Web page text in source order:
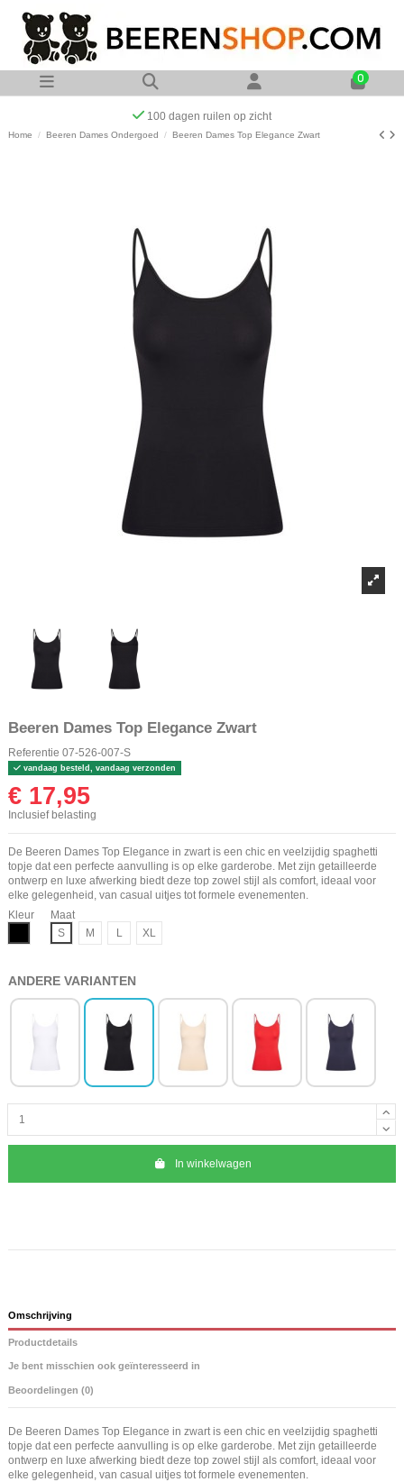
0
Op werkdagen voor 23:00 uur besteld zelfde dag verzonden
Home Beeren Dames Ondergoed Beeren Dames Top Elegance Zwart
Beeren Dames Top Elegance Zwart
Referentie 07-526-007-S
vandaag besteld, vandaag verzonden
€ 17,95
Inclusief belasting
De Beeren Dames Top Elegance in zwart is een chic en veelzijdig spaghetti
topje dat een perfecte aanvulling is op elke garderobe. Met zijn getailleerde
ontwerp en luxe afwerking biedt deze top zowel stijl als comfort, ideaal voor
elke gelegenheid, van casual uitjes tot formele evenementen.
Kleur
Maat
S
M L XL
ANDERE VARIANTEN
In winkelwagen
Omschrijving
Productdetails
Je bent misschien ook geïnteresseerd in
Beoordelingen (0)
De Beeren Dames Top Elegance in zwart is een chic en veelzijdig spaghetti
topje dat een perfecte aanvulling is op elke garderobe. Met zijn getailleerde
ontwerp en luxe afwerking biedt deze top zowel stijl als comfort, ideaal voor
elke gelegenheid, van casual uitjes tot formele evenementen.